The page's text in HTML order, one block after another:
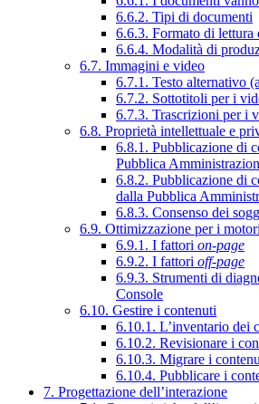
6.6.2. Tipi di documenti
6.6.3. Formato di
6.6.4. Modalità di
6.7. Immagini e video
6.7.1. Testo alternativo
6.7.2. Sottotitoli per i
6.7.3. Trascrizioni per i
6.8. Proprietà intellettuale e
6.8.1. Pubblicazione di
Pubblica
6.8.2. Pubblicazione di
dalla Pubblica
6.8.3. Consenso dei
6.9. Ottimizzazione per i
6.9.1. I fattori on-page
6.9.2. I fattori off-page
6.9.3. Strumenti di
Console
6.10. Gestire i contenuti
6.10.1. L’inventario dei
6.10.2. Revisionare i
6.10.3. Migrare i
6.10.4. Pubblicare i
7. Progettazione dell’interazione